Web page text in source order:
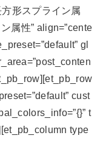
形スプライン属
属性” align=”cente
gl
cust
t
type